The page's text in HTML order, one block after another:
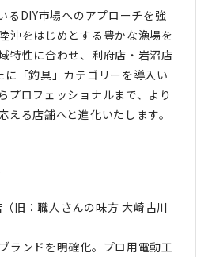
るDIY市場へのアプローチを強
沖をはじめとする豊かな漁場を
特性に合わせ、利府店・岩沼店
に「釣具」カテゴリーを導入い
プロフェッショナルまで、より
える店舗へと進化いたします。
旧：職人さんの味方 大崎古川
ランドを明確化。プロ用電動工